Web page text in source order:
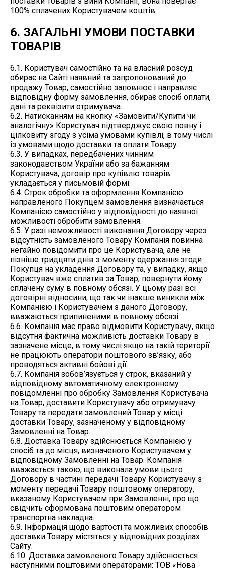
100% сплачених Користувачем коштів.
6. ЗАГАЛЬНІ УМОВИ ПОСТАВКИ
ТОВАРІВ
6.1. Користувач самостійно та на власний розсуд
обирає на Сайті наявний та запропонований до
продажу Товар, самостійно заповнює і направляє
відповідну форму замовлення, обирає спосіб оплати,
дані та реквізити отримувача.
6.2. Натисканням на кнопку «Замовити/Купити чи
аналогічну» Користувач підтверджує свою повну і
цілковиту згоду з усіма умовами купівлі, в тому числі
із умовами щодо доставки та оплати Товару.
6.3. У випадках, передбачених чинним
законодавством України або за бажанням
Користувача, договір про купівлю товарів
укладається у письмовій формі.
6.4. Строк обробки та оформлення Компанією
направленого Покупцем замовлення визначається
Компанією самостійно у відповідності до наявної
можливості обробити замовлення.
6.5. У разі неможливості виконання Договору через
відсутність замовленого Товару Компанія повинна
негайно повідомити про це Користувача, але не
пізніше тридцяти днів з моменту одержання згоди
Покупця на укладення Договору та, у випадку, якщо
Користувач вже сплатив за Товар, повернути йому
сплачену суму в повному обсязі. У цьому разі всі
договірні відносини, що так чи інакше виникли між
Компанією і Користувачем з даного Договору,
вважаються припиненими в повному обсязі.
6.6. Компанія має право відмовити Користувачу, якщо
відсутня фактична можливість доставки Товару в
зазначене місце, в тому числі якщо на такій території
не працюють оператори поштового зв’язку, або
проводяться активні бойові дії.
6.7. Компанія зобов’язується у строк, вказаний у
відповідному автоматичному електронному
повідомленні про обробку Замовлення Користувача
на Товар, доставити Користувачу або отримувачу
Товару та передати замовлений Товар у місці
доставки Товару, зазначеному у відповідному
Замовленні на Товар.
6.8. Доставка Товару здійснюється Компанією у
спосіб та до місця, визначеного Користувачем у
відповідному Замовленні на Товар. Компанія
вважається такою, що виконала умови цього
Договору в частині передачі Товару Користувачу з
моменту передачі Товару поштовому оператору,
вказаному Користувачем при Замовленні, про що
свідчить сформована поштовим оператором
транспортна накладна.
6.9. Інформація щодо вартості та можливих способів
доставки Товару містяться у відповідних розділах
Сайту.
6.10. Доставка замовленого Товару здійснюється
наступними поштовими операторами: ТОВ «Нова